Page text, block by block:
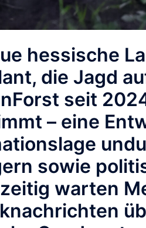
hessische
die Jagd
seit
– eine
sowie
warten